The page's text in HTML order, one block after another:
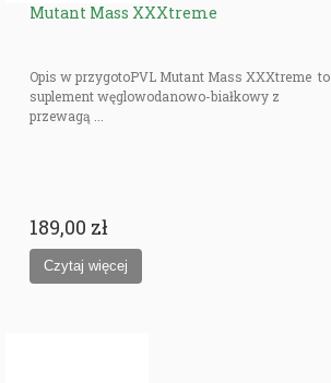
Mutant Mass XXXtreme
Opis w przygotoPVL Mutant Mass XXXtreme to
suplement węglowodanowo-białkowy z
przewagą ...
189,00 zł